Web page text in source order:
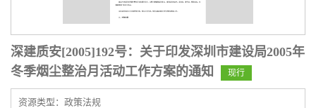
深建质安[2005]192号：关于印发深圳市建设局2005年
冬季烟尘整治月活动工作方案的通知
现行
资源类型：政策法规